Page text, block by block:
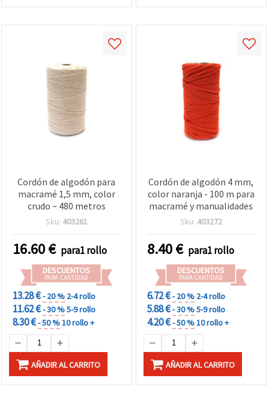
Cordón de algodón para
macramé 1,5 mm, color
crudo ~ 480 metros
Sku: 403261
16.60€ para1 rollo
DESCUENTOS
PARA CANTIDAD
13.28 €- 20 % 2-4 rollo
11.62 €- 30 %5-9 rollo
8.30 €- 50 %10 rollo +
AÑADIR AL CARRITO
Cordón de algodón 4 mm,
color naranja - 100 m para
macramé y manualidades
Sku: 403272
8.40€ para1 rollo
DESCUENTOS
PARA CANTIDAD
6.72 €- 20 % 2-4 rollo
5.88 €- 30 %5-9 rollo
4.20 €- 50 %10 rollo +
AÑADIR AL CARRITO